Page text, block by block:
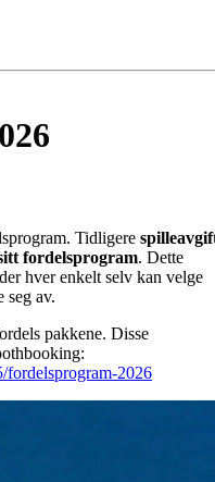
Tidligere
fordelsprogram. Dette
hver enkelt selv kan velge
seg av.
pakkene. Disse
fordelsprogram-2026